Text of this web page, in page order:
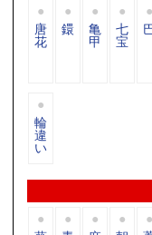
唐
花
鐶 亀
甲
七
宝
輪
違
い